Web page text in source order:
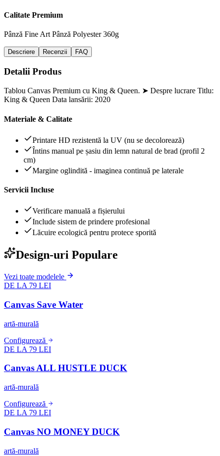
Calitate Premium
Pânză Fine Art Pânză Polyester 360g
Descriere Recenzii FAQ
Detalii Produs
Tablou Canvas Premium cu King & Queen. ➤ Despre lucrare Titlu:
King & Queen Data lansării: 2020
Materiale & Calitate
Printare HD rezistentă la UV (nu se decolorează)
Întins manual pe șasiu din lemn natural de brad (profil 2
cm)
Margine oglindită - imaginea continuă pe laterale
Servicii Incluse
Verificare manuală a fișierului
Include sistem de prindere profesional
Lăcuire ecologică pentru protece sporită
Design-uri Populare
Vezi toate modelele
DE LA 79 LEI
Canvas Save Water
artă-murală
Configurează
DE LA 79 LEI
Canvas ALL HUSTLE DUCK
artă-murală
Configurează
DE LA 79 LEI
Canvas NO MONEY DUCK
artă-murală